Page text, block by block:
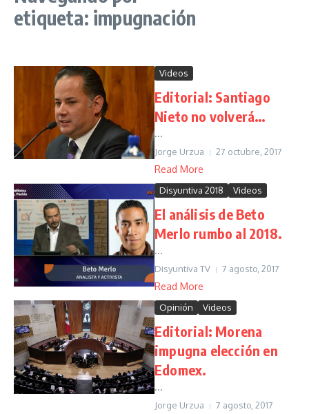
etiqueta: impugnación
Videos
Editorial: Santiago
Nieto no volverá…
...
Jorge Urzua 27 octubre, 2017
Read More
Disyuntiva 2018 Videos
El análisis de Beto
Merlo rumbo al 2018.
...
Disyuntiva TV 7 agosto, 2017
Read More
Opinión Videos
Editorial: Morena
impugna elección en
Edomex.
...
Jorge Urzua 7 agosto, 2017